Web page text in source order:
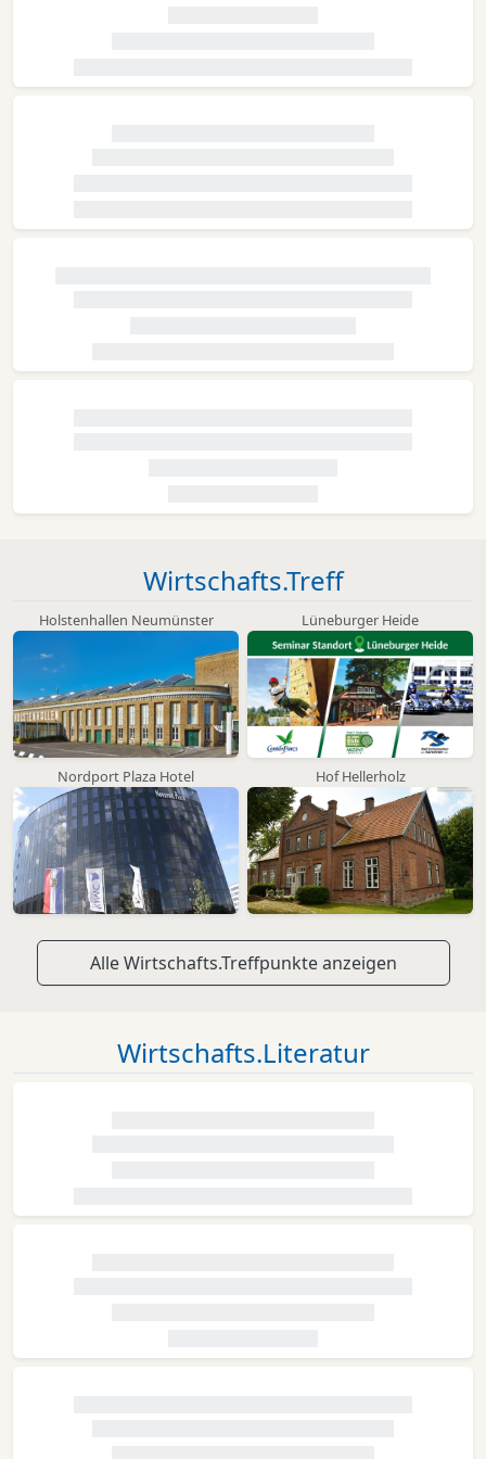
Wirtschafts.Treff
Holstenhallen Neumünster Lüneburger Heide
Nordport Plaza Hotel Hof Hellerholz
Alle Wirtschafts.Treffpunkte anzeigen
Wirtschafts.Literatur